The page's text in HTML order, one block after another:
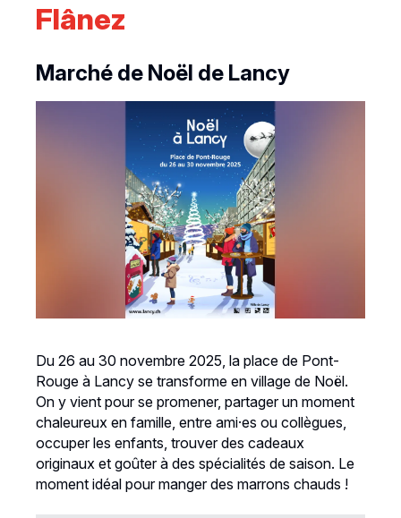
Flânez
Marché de Noël de Lancy
Du 26 au 30 novembre 2025, la place de Pont-
Rouge à Lancy se transforme en village de Noël.
On y vient pour se promener, partager un moment
chaleureux en famille, entre ami·es ou collègues,
occuper les enfants, trouver des cadeaux
originaux et goûter à des spécialités de saison. Le
moment idéal pour manger des marrons chauds !